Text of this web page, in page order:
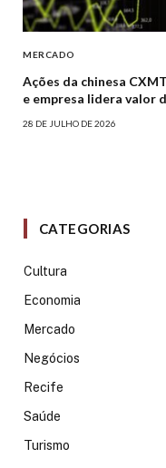
MERCADO
Ações da chinesa
e empresa lidera valor
28 DE JULHO DE 2026
CATEGORIAS
Cultura
Economia
Mercado
Negócios
Recife
Saúde
Turismo